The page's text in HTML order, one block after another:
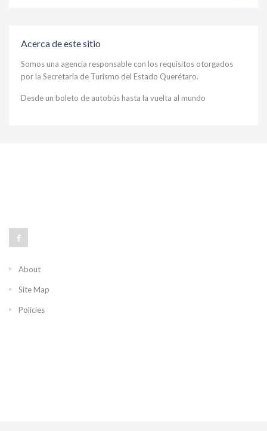
Acerca de este sitio
Somos una agencia responsable con los requisitos otorgados
por la Secretaria de Turismo del Estado Querétaro.
Desde un boleto de autobús hasta la vuelta al mundo
About
Site Map
Policies